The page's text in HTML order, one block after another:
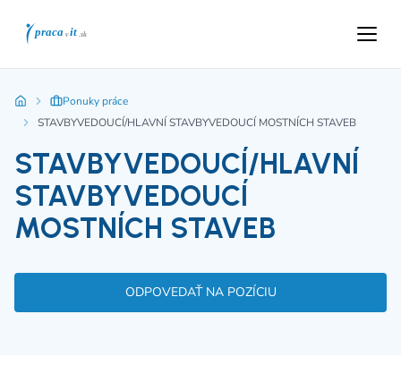
Ponuky práce
STAVBYVEDOUCÍ/HLAVNÍ STAVBYVEDOUCÍ MOSTNÍCH STAVEB
STAVBYVEDOUCÍ/HLAVNÍ
STAVBYVEDOUCÍ
MOSTNÍCH STAVEB
ODPOVEDAŤ NA POZÍCIU